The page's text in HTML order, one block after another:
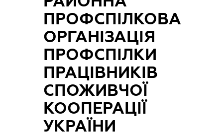
ПРОФСПІЛКОВА
ОРГАНІЗАЦІЯ
ПРОФСПІЛКИ
ПРАЦІВНИКІВ
СПОЖИВЧОЇ
КООПЕРАЦІЇ
УКРАЇНИ